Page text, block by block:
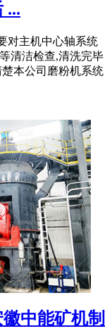
...
对主机中心轴系统
清洁检查,清洗完毕
本公司磨粉机系统
中能矿机制